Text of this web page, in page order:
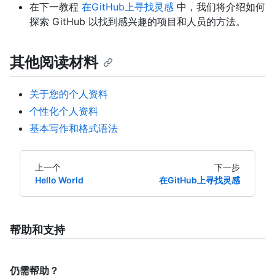
在下一教程 在GitHub上寻找灵感 中，我们将介绍如何
探索 GitHub 以找到感兴趣的项目和人员的方法。
其他阅读材料
关于您的个人资料
个性化个人资料
基本写作和格式语法
上一个
Hello World
下一步
在GitHub上寻找灵感
帮助和支持
仍需帮助？